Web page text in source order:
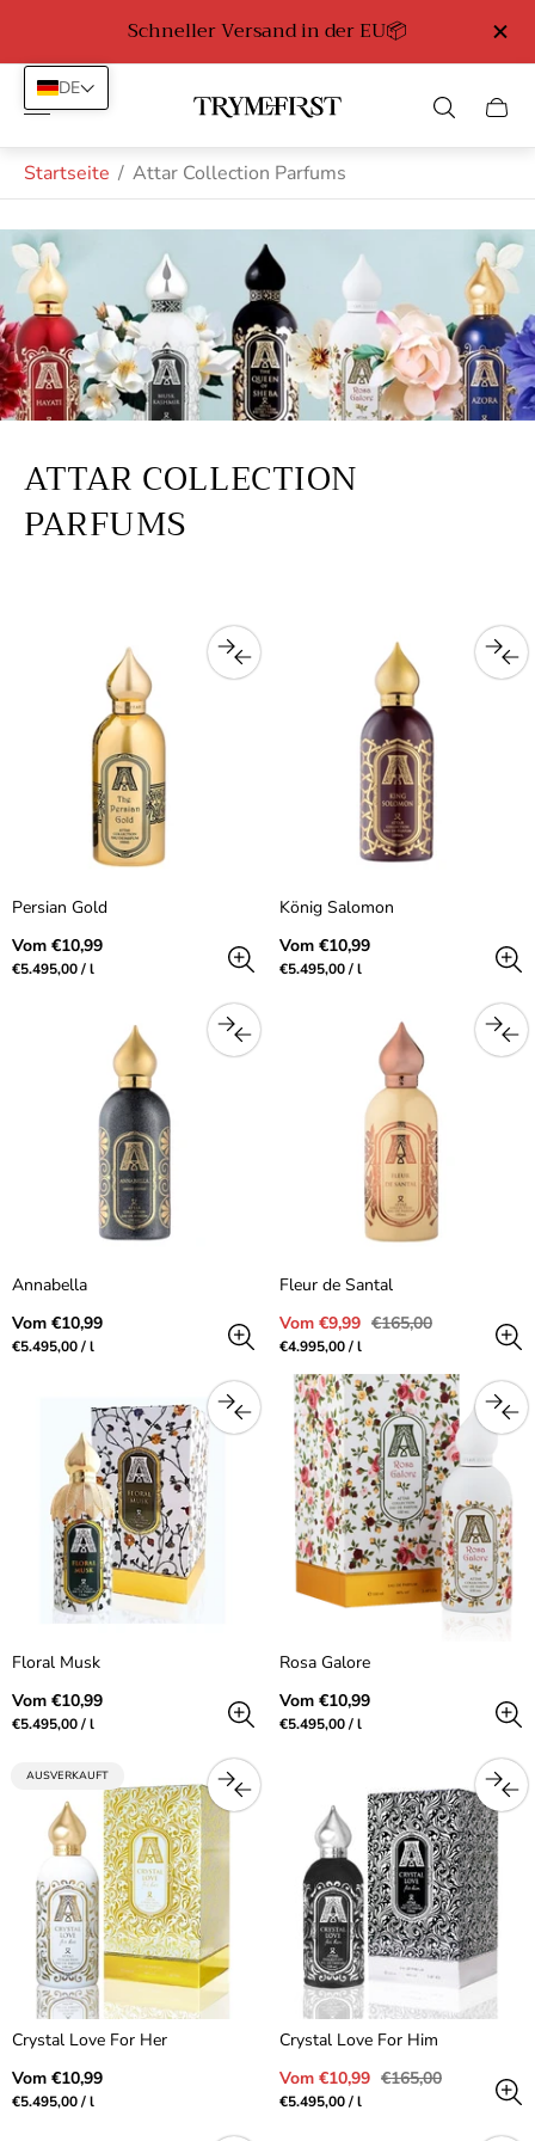
Kostenlose Lieferung in Deutschland ab 89 Euro
Laden-
Startseite / Attar Collection Parfums
ATTAR COLLECTION
PARFUMS
Persian Gold
Regulärer
Preis
Vom €10,99
Preis
€5.495,00/pro
l
König Salomon
Regulärer
Preis
Vom €10,99
Preis
€5.495,00/pro
l
Annabella
Regulärer
Preis
Vom €10,99
Preis
€5.495,00/pro
l
Fleur de Santal
Verkaufspreis
Vom €9,99 Regulärer
€165,00
Preis
Einheit
€4.995,00/pro
l
Floral Musk
Regulärer
Preis
Vom €10,99
Preis
€5.495,00/pro
l
Rosa Galore
Regulärer
Preis
Vom €10,99
Preis
€5.495,00/pro
l
PRODUKTBEZEICHNUNG:
AUSVERKAUFT
Crystal Love For Her
Regulärer
Preis
Vom €10,99
Preis
€5.495,00/pro
l
Crystal Love For Him
Verkaufspreis
Vom €10,99 Regulärer
€165,00
Preis
€5.495,00/pro
l
DE